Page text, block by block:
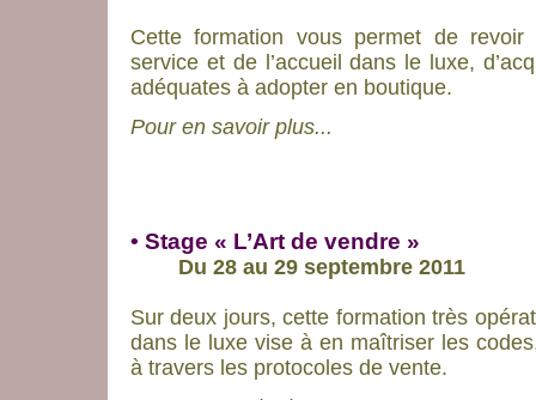
Cette formation vous permet de
service et de l’accueil dans le luxe,
adéquates à adopter en boutique.
Pour en savoir plus...
• Stage « L’Art de vendre »
Du 28 au 29 septembre 2011
Sur deux jours, cette formation très
dans le luxe vise à en maîtriser les
à travers les protocoles de vente.